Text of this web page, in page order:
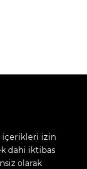
içerikleri izin
dahi iktibas
olarak